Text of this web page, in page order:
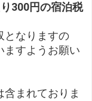
300円の宿泊税
となりますの
ますようお願い
まれておりま